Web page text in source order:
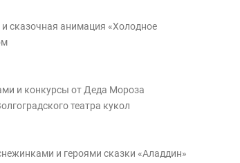
сказочная анимация «Холодное
и конкурсы от Деда Мороза
театра кукол
и героями сказки «Аладдин»